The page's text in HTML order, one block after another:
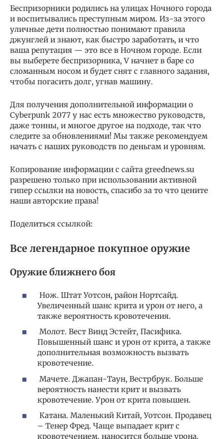
Беспризорники родились на улицах Ночного города
и воспитывались преступным миром. Из-за этого
уличные дети полностью понимают правила
джунглей и знают, как быстро заработать, и что
ваша репутация — это все в Ночном городе. Если
вы выберете беспризорника, V начнет в баре со
сломанным носом и будет снят с главного задания,
чтобы погасить долг, угнав машину.
Для получения дополнительной информации о
Cyberpunk 2077 у нас есть множество руководств,
даже тонны, и многое другое на подходе, так что
следите за обновлениями! Мы также рекомендуем
начать с наших руководств по деньгам и уровням.
Копирование информации с сайта greednews.su
разрешено только при использовании активной
гипер ссылки на новость, спасибо за то что цените
наши авторские права!
Поделиться ссылкой:
Все легендарное покупное оружие
Оружие ближнего боя
Нож. Штат Уотсон, район Нортсайд.
Увеличенный шанс крита и урон от него, а
также вероятность кровотечения.
Молот. Вест Винд Эстейт, Пасифика.
Повышенный шанс и урон от крита, а также
дополнительная возможность вызвать
кровотечение.
Мачете. Джапан-Таун, Вестрбрук. Больше
вероятность нанести крит и вызвать
кровотечение. Урон от крита повышен.
Катана. Маленький Китай, Уотсон. Продавец
– Тенер Фред. Чаще выпадает крит с
кровотечением, наносится больше урона.